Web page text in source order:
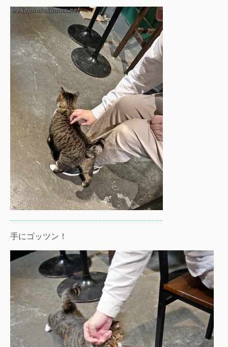
手にゴッツン！